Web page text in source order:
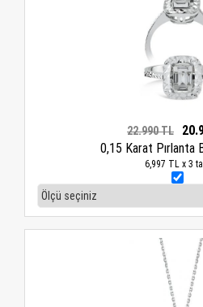
22.990 TL
0,15 Karat Pırlanta
6,997 TL x 3